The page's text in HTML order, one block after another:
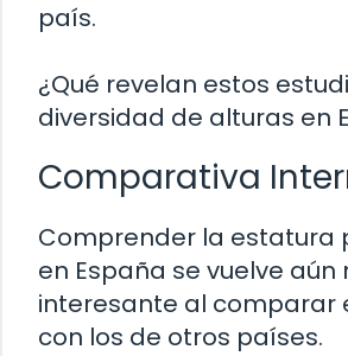
país.
¿Qué revelan estos
diversidad de alturas en
Comparativa
Comprender la estatura
en España se vuelve aún
interesante al comparar
con los de otros países.